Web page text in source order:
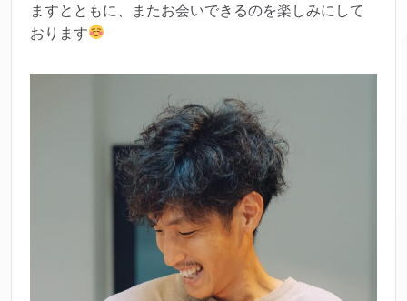
ますとともに、またお会いできるのを楽しみにして
おります